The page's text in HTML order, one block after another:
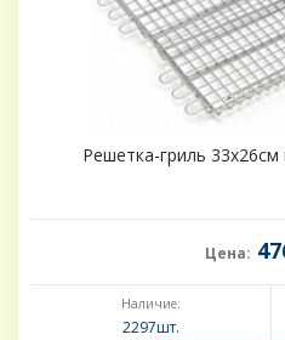
Решетка-гриль
Цена:
Наличие:
2297шт.